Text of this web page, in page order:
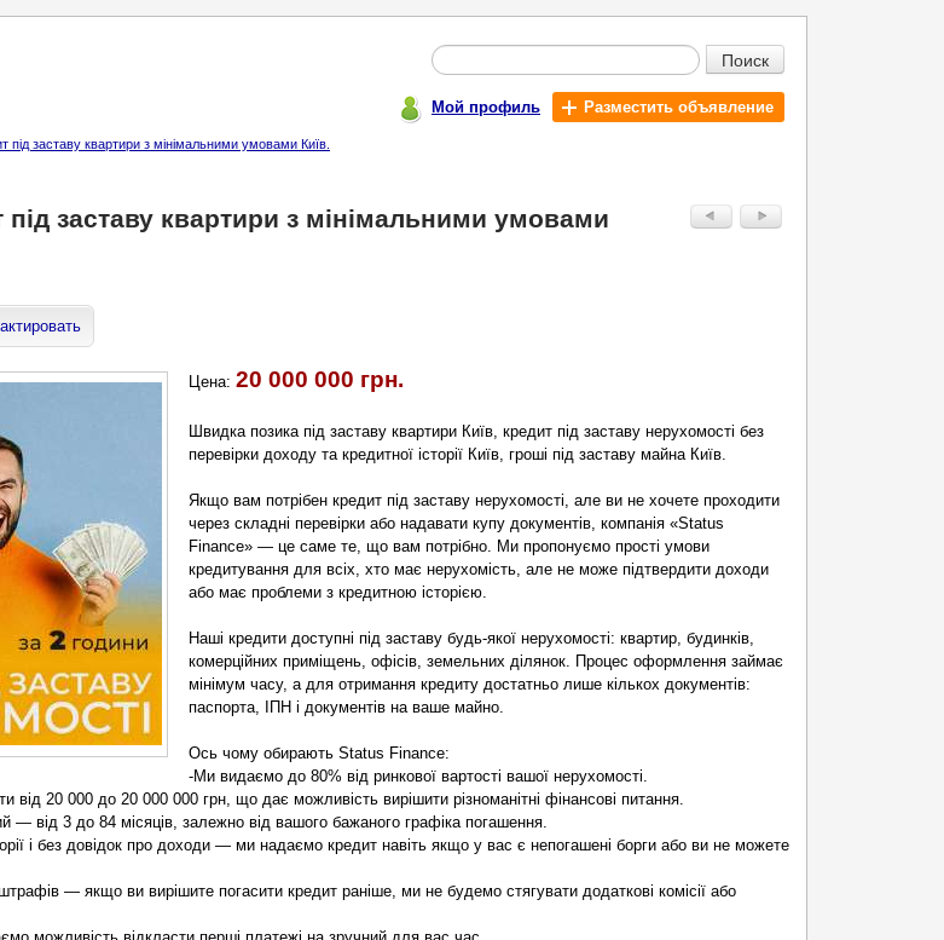
Поиск
Мой профиль Разместить объявление
заставу квартири з мінімальними умовами Київ.
заставу квартири з мінімальними умовами
Цена: 20 000 000 грн.
Швидка позика під заставу квартири Київ, кредит під заставу нерухомості без
перевірки доходу та кредитної історії Київ, гроші під заставу майна Київ.
Якщо вам потрібен кредит під заставу нерухомості, але ви не хочете проходити
через складні перевірки або надавати купу документів, компанія «Status
Finance» — це саме те, що вам потрібно. Ми пропонуємо прості умови
кредитування для всіх, хто має нерухомість, але не може підтвердити доходи
або має проблеми з кредитною історією.
Наші кредити доступні під заставу будь-якої нерухомості: квартир, будинків,
комерційних приміщень, офісів, земельних ділянок. Процес оформлення займає
мінімум часу, а для отримання кредиту достатньо лише кількох документів:
паспорта, ІПН і документів на ваше майно.
Ось чому обирають Status Finance:
-Ми видаємо до 80% від ринкової вартості вашої нерухомості.
від 20 000 до 20 000 000 грн, що дає можливість вирішити різноманітні фінансові питання.
— від 3 до 84 місяців, залежно від вашого бажаного графіка погашення.
і без довідок про доходи — ми надаємо кредит навіть якщо у вас є непогашені борги або ви не можете
— якщо ви вирішите погасити кредит раніше, ми не будемо стягувати додаткові комісії або